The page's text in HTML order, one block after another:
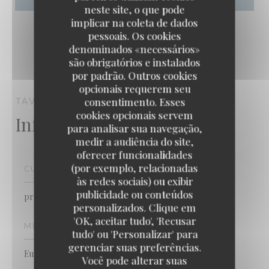
neste site, o que pode
implicar na coleta de dados
pessoais. Os cookies
denominados «necessários»
são obrigatórios e instalados
por padrão. Outros cookies
opcionais requerem seu
consentimento. Esses
cookies opcionais servem
para analisar sua navegação,
medir a audiência do site,
oferecer funcionalidades
(por exemplo, relacionadas
às redes sociais) ou exibir
publicidade ou conteúdos
personalizados. Clique em
'OK, aceitar tudo', 'Recusar
tudo' ou 'Personalizar' para
gerenciar suas preferências.
Você pode alterar suas
TAVLINE PARIS
Informações gerais
CULINÁRIA
produtos frescos, Caseiro
MÉTODOS DE PAGAMENTO
Eurocard/Mastercard, Dinheiro, Visa, Cartão Azul
TAVLINE